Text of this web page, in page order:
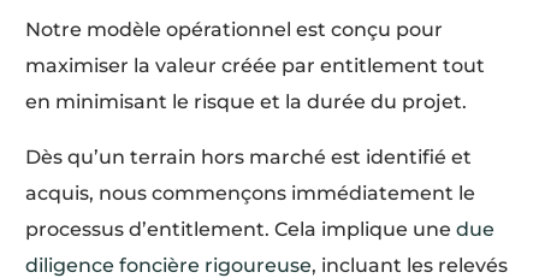
Notre modèle opérationnel est conçu pour
maximiser la valeur créée par entitlement tout
en minimisant le risque et la durée du projet.
Dès qu’un terrain hors marché est identifié et
acquis, nous commençons immédiatement le
processus d’entitlement. Cela implique unedue
diligence foncière rigoureuse, incluant les relevés